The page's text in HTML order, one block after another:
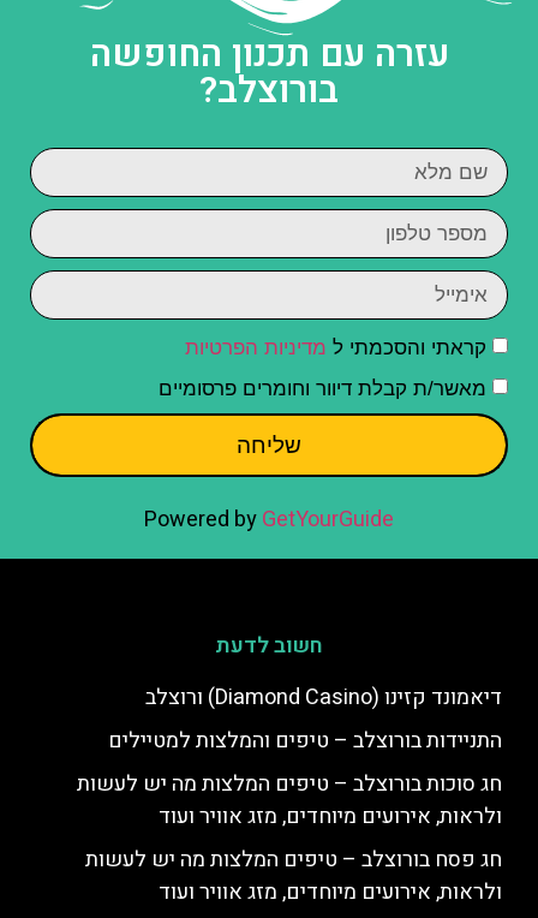
עזרה עם תכנון החופשה
בורוצלב?
קראתי והסכמתי ל מדיניות הפרטיות
מאשר/ת קבלת דיוור וחומרים פרסומיים
שליחה
Powered byGetYourGuide
חשוב לדעת
דיאמונד קזינו (Diamond Casino) ורוצלב
התניידות בורוצלב – טיפים והמלצות למטיילים
חג סוכות בורוצלב – טיפים המלצות מה יש לעשות
ולראות, אירועים מיוחדים, מזג אוויר ועוד
חג פסח בורוצלב – טיפים המלצות מה יש לעשות
ולראות, אירועים מיוחדים, מזג אוויר ועוד